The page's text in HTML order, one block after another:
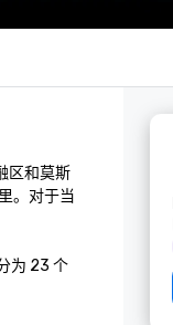
区和莫斯
。对于当
为 23 个